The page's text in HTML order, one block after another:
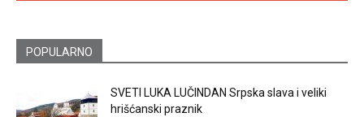
POPULARNO
SVETI LUKA LUČINDAN Srpska slava i veliki
hrišćanski praznik